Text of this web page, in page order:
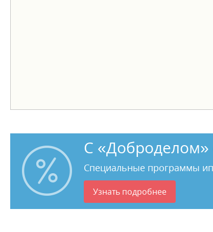
С «Доброделом»
Специальные программы
Узнать подробнее